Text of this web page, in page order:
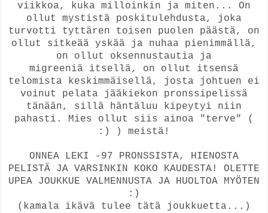
viikkoa, kuka milloinkin ja miten... On
ollut mystistä poskitulehdusta, joka
turvotti tyttären toisen puolen päästä, on
ollut sitkeää yskää ja nuhaa pienimmällä,
on ollut oksennustautia ja
migreeniä itsellä, on ollut itsensä
telomista keskimmäisellä, josta johtuen ei
voinut pelata jääkiekon pronssipelissä
tänään, sillä häntäluu kipeytyi niin
pahasti. Mies ollut siis ainoa "terve" (
:) ) meistä!
ONNEA LEKI -97 PRONSSISTA, HIENOSTA
PELISTÄ JA VARSINKIN KOKO KAUDESTA! OLETTE
UPEA JOUKKUE VALMENNUSTA JA HUOLTOA MYÖTEN
:)
(kamala ikävä tulee tätä joukkuetta...)